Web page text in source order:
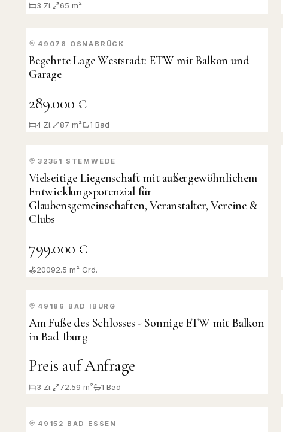
3 Zi. 65 m²
KAUF
49078 OSNABRÜCK
Begehrte Lage Weststadt: ETW mit Balkon und
Garage
289.000 €
4 Zi. 87 m² 1 Bad
KAUF
32351 STEMWEDE
Vielseitige Liegenschaft mit außergewöhnlichem
Entwicklungspotenzial für
Glaubensgemeinschaften, Veranstalter, Vereine &
Clubs
799.000 €
20092.5 m² Grd.
VERKAUFT
49186 BAD IBURG
Am Fuße des Schlosses - Sonnige ETW mit Balkon
in Bad Iburg
Preis auf Anfrage
3 Zi. 72.59 m² 1 Bad
VERMIETET
49152 BAD ESSEN